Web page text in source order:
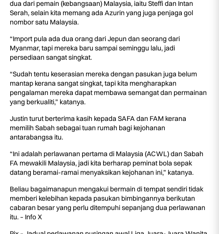
dua dari pemain (kebangsaan) Malaysia, iaitu Steffi dan Intan
Serah, selain kita memang ada Azurin yang juga penjaga gol
nombor satu Malaysia.
“Import pula ada dua orang dari Jepun dan seorang dari
Myanmar, tapi mereka baru sampai seminggu lalu, jadi
persediaan sangat singkat.
“Sudah tentu keserasian mereka dengan pasukan juga belum
mantap kerana sangat singkat, tapi kita mengharapkan
pengalaman mereka dapat membawa semangat dan permainan
yang berkualiti,” katanya.
Justin turut berterima kasih kepada SAFA dan FAM kerana
memilih Sabah sebagai tuan rumah bagi kejohanan
antarabangsa itu.
“Ini adalah perlawanan pertama di Malaysia (ACWL) dan Sabah
FA mewakili Malaysia, jadi kita berharap peminat bola sepak
datang beramai-ramai menyaksikan kejohanan ini,” katanya.
Beliau bagaimanapun mengakui bermain di tempat sendiri tidak
memberi kelebihan kepada pasukan bimbingannya berikutan
cabaran besar yang perlu ditempuhi sepanjang dua perlawanan
itu. – Info X